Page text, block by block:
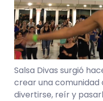
Salsa Divas surgió
crear una
divertirse, reír y